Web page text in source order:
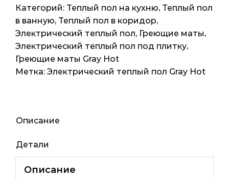
Hot
(Одесакабель)
12.8м2
25.6мп
1929
ват
Категорий: Теплый пол на кухню, Теплый пол
в ванную, Теплый пол в коридор,
Электрический теплый пол, Греющие маты,
Электрический теплый пол под плитку,
Греющие маты Gray Hot
Метка: Электрический теплый пол Gray Hot
Описание
Детали
Описание